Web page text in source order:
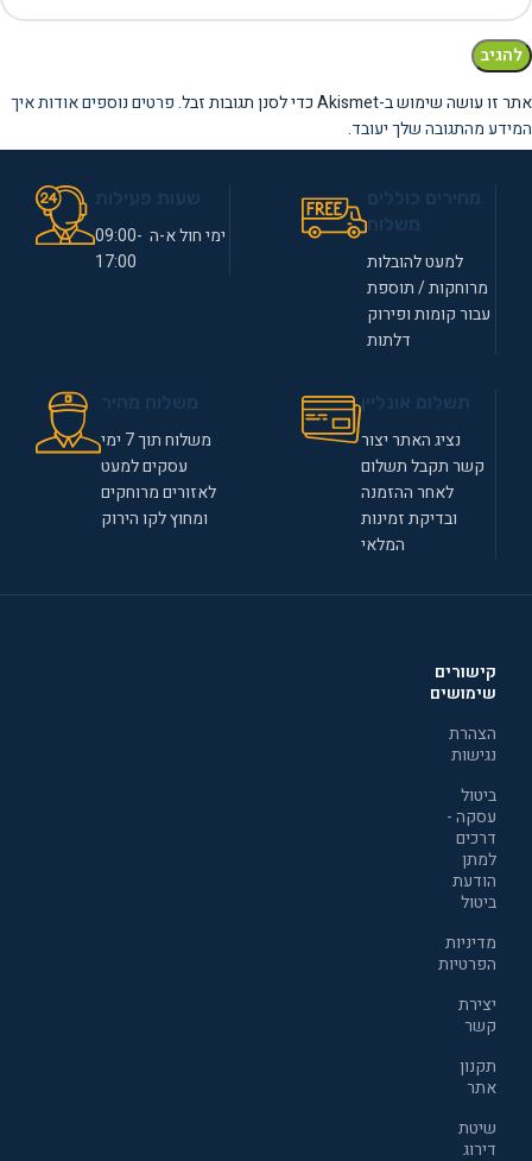
אתר זו עושה שימוש ב-Akismet כדי לסנן תגובות זבל.
פרטים נוספים אודות איך
המידע מהתגובה שלך יעובד.
למעט להובלות
מרוחקות / תוספת
עבור קומות ופירוק
דלתות
ימי חול א-ה 09:00-
17:00
נציג האתר יצור
קשר תקבל תשלום
לאחר ההזמנה
ובדיקת זמינות
המלאי
משלוח תוך 7 ימי
עסקים למעט
לאזורים מרוחקים
ומחוץ לקו הירוק
קישורים
שימושים
הצהרת
נגישות
ביטול
עסקה -
דרכים
למתן
הודעת
ביטול
מדיניות
הפרטיות
יצירת
קשר
תקנון
אתר
שיטת
דירוג